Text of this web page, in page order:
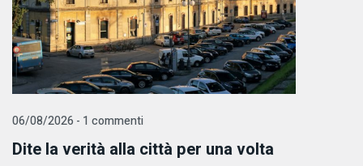
06/08/2026 - 1 commenti
Dite la verità alla città per una volta